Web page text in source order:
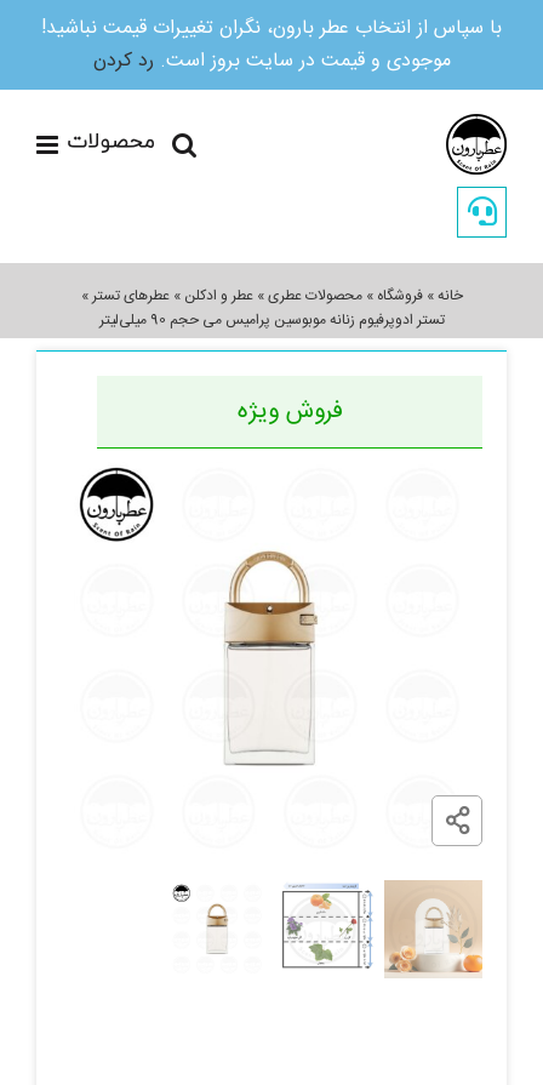
با سپاس از انتخاب عطر بارون، نگران تغییرات قیمت نباشید!
موجودی و قیمت در سایت بروز است. رد کردن
content
خانه»فروشگاه »محصولات عطری»عطر و ادکلن »عطرهای تستر»
تستر ادوپرفیوم زنانه موبوسین پرامیس می حجم 90 میلی‌لیتر
فروش ویژه